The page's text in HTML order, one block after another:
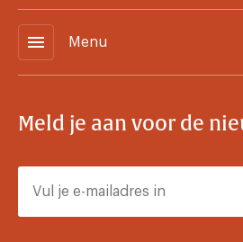
menu Menu
Meld je aan voor de